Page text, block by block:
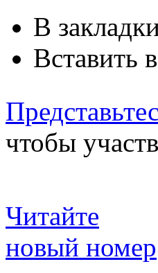
В
Вставить
чтобы
Читайте
новый номер